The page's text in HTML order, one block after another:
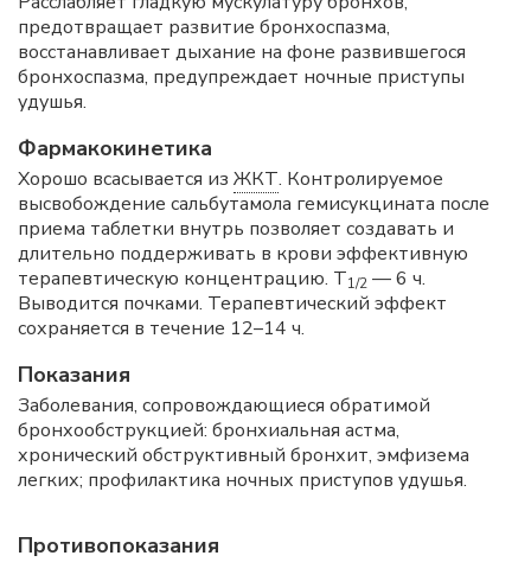
предотвращает развитие бронхоспазма,
восстанавливает дыхание на фоне развившегося
бронхоспазма, предупреждает ночные приступы
удушья.
Фармакокинетика
Хорошо всасывается из ЖКТ. Контролируемое
высвобождение сальбутамола гемисукцината после
приема таблетки внутрь позволяет создавать и
длительно поддерживать в крови эффективную
терапевтическую концентрацию. T1/2 — 6 ч.
Выводится почками. Терапевтический эффект
сохраняется в течение 12–14 ч.
Показания
Заболевания, сопровождающиеся обратимой
бронхообструкцией: бронхиальная астма,
хронический обструктивный бронхит, эмфизема
легких; профилактика ночных приступов удушья.
Противопоказания